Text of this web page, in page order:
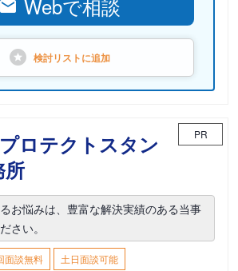
Webで相談
検討リストに追加
ロテクトスタン
所
PR
お悩みは、豊富な解決実績のある当事
さい。
面談無料
土日面談可能